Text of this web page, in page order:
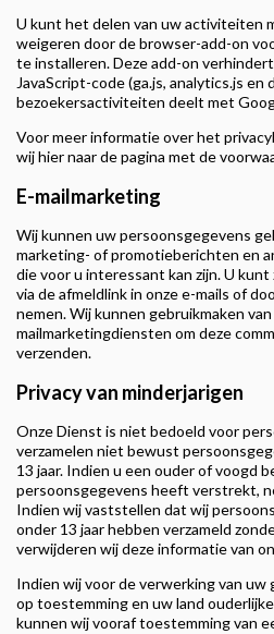
U kunt het delen van uw activiteiten
weigeren door de browser-add-on
te installeren. Deze add-on
JavaScript-code (ga.js, analytics.js en
bezoekersactiviteiten deelt met
Voor meer informatie over het
wij hier naar de pagina met de
E-mailmarketing
Wij kunnen uw persoonsgegevens
marketing- of promotieberichten en
die voor u interessant kan zijn. U
via de afmeldlink in onze e-mails of
nemen. Wij kunnen gebruikmaken
mailmarketingdiensten om deze
verzenden.
Privacy van minderjarigen
Onze Dienst is niet bedoeld voor
verzamelen niet bewust
13 jaar. Indien u een ouder of voogd
persoonsgegevens heeft verstrekt,
Indien wij vaststellen dat wij
onder 13 jaar hebben verzameld
verwijderen wij deze informatie van
Indien wij voor de verwerking van
op toestemming en uw land
kunnen wij vooraf toestemming van